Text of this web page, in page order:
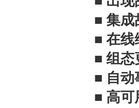
■ 集成故
■ 在线维
■ 组态更
■ 自动
■ 高可